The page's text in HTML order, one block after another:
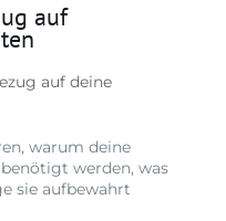
auf
auf deine
warum deine
werden, was
sie aufbewahrt